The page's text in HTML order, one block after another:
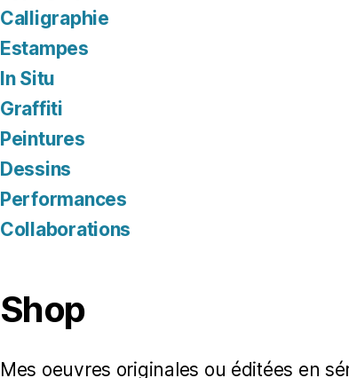
Calligraphie
Estampes
In Situ
Graffiti
Peintures
Dessins
Performances
Collaborations
Shop
Mes oeuvres originales ou éditées en